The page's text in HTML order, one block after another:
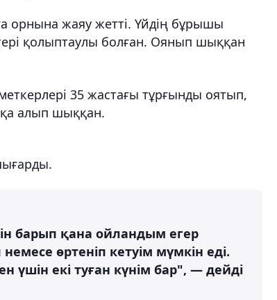
орнына жаяу жетті. Үйдің бұрышы
қолыптаулы болған. Оянып шыққан
35 жастағы тұрғынды оятып,
алып шыққан.
барып қана ойландым егер
өртеніп кетуім мүмкін еді.
үшін екі туған күнім бар", — дейді